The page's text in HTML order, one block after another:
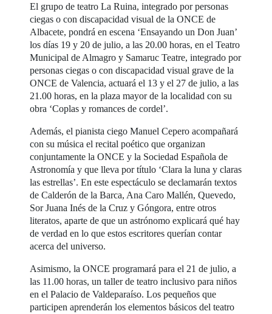
El grupo de teatro La Ruina, integrado por personas
ciegas o con discapacidad visual de la ONCE de
Albacete, pondrá en escena ‘Ensayando un Don Juan’
los días 19 y 20 de julio, a las 20.00 horas, en el Teatro
Municipal de Almagro y Samaruc Teatre, integrado por
personas ciegas o con discapacidad visual grave de la
ONCE de Valencia, actuará el 13 y el 27 de julio, a las
21.00 horas, en la plaza mayor de la localidad con su
obra ‘Coplas y romances de cordel’.
Además, el pianista ciego Manuel Cepero acompañará
con su música el recital poético que organizan
conjuntamente la ONCE y la Sociedad Española de
Astronomía y que lleva por título ‘Clara la luna y claras
las estrellas’. En este espectáculo se declamarán textos
de Calderón de la Barca, Ana Caro Mallén, Quevedo,
Sor Juana Inés de la Cruz y Góngora, entre otros
literatos, aparte de que un astrónomo explicará qué hay
de verdad en lo que estos escritores querían contar
acerca del universo.
Asimismo, la ONCE programará para el 21 de julio, a
las 11.00 horas, un taller de teatro inclusivo para niños
en el Palacio de Valdeparaíso. Los pequeños que
participen aprenderán los elementos básicos del teatro